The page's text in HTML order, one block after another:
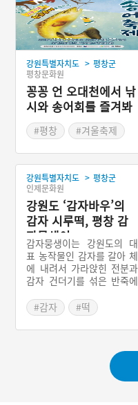
강원특별자치도 > 평창군
평창문화원
꽁꽁 언 오대천에서 낚
시와 송어회를 즐겨봐
요 '평창송어축제'
#평창
#겨울축제
강원특별자치도 > 평창군
인제문화원
강원도 ‘감자바우’의
감자 시루떡, 평창 감
자뭉생이
감자뭉생이는 강원도의 대
표 농작물인 감자를 갈아 체
에 내려서 가라앉힌 전분과
감자 건더기를 섞은 반죽에
을 하여 시루에 넣고 쪄낸
떡으로 평창군을 비롯한 강
원도 산간지역의 향토음식
는 감자뭉생이를 감자붕생
이라고도 하며, 감자뭉생이
에 들기름과 설탕, 소금을
#감자
#떡